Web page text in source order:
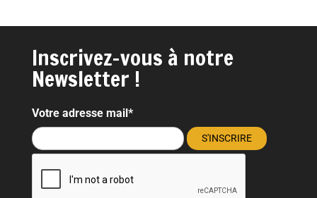
Inscrivez-vous à notre
Newsletter !
Votre adresse mail*